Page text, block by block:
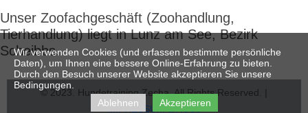
Unser Zoofachgeschäft (Zoohandlung,
Tierhandlung) liegt in Lunz am See, Bezirk
Scheibbs.
© 2023. Hundetraining Zecha. All Rights Reserved. |
IMPRESSUM & AGBs
Wir verwenden Cookies (und erfassen bestimmte persönliche
Daten), um Ihnen eine bessere Online-Erfahrung zu bieten.
Durch den Besuch unserer Website akzeptieren Sie unsere
Bedingungen.
Ablehnen
Akzeptieren